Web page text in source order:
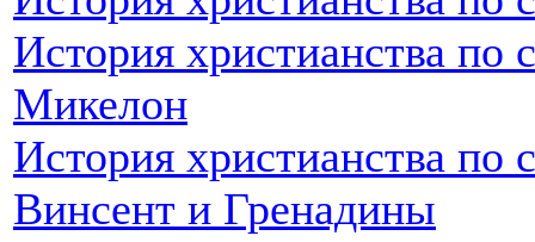
История христианства
Микелон
История христианства по
Винсент и Гренадины